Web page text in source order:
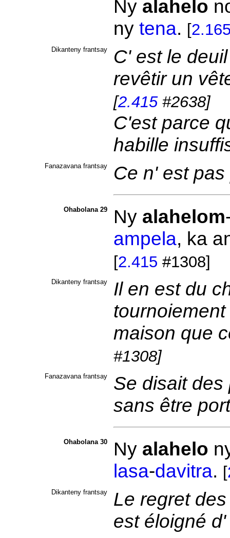
Ny alahelo
ny tena. [
Dikanteny frantsay
C' est le
revêtir un
[2.415#2638]
C'est parce
habille
Fanazavana frantsay Ce n' est
Ohabolana 29 Ny alahelom
ampela, ka
[2.415 #1308]
Dikanteny frantsay
Il en est du
maison que
#1308]
Fanazavana frantsay
Se disait des
sans être
Ohabolana 30 Ny alahelo
lasa-davitra. [
Dikanteny frantsay
Le regret
est éloigné